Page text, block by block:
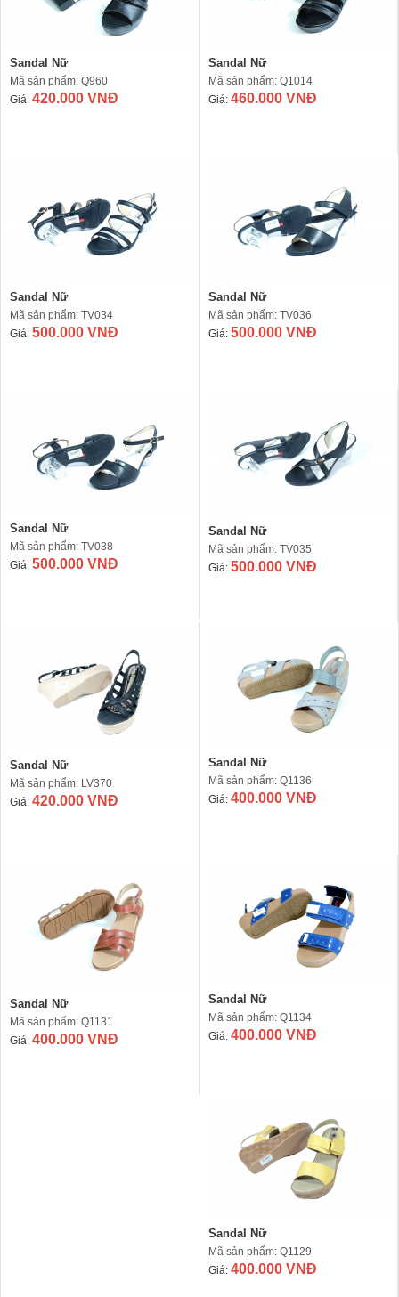
Sandal Nữ
Mã sản phẩm: Q960
Giá: 420.000 VNĐ
Sandal Nữ
Mã sản phẩm: Q1014
Giá: 460.000 VNĐ
Sandal Nữ
Mã sản phẩm: TV034
Giá: 500.000 VNĐ
Sandal Nữ
Mã sản phẩm: TV036
Giá: 500.000 VNĐ
Sandal Nữ
Mã sản phẩm: TV038
Giá: 500.000 VNĐ
Sandal Nữ
Mã sản phẩm: TV035
Giá: 500.000 VNĐ
Sandal Nữ
Mã sản phẩm: LV370
Giá: 420.000 VNĐ
Sandal Nữ
Mã sản phẩm: Q1136
Giá: 400.000 VNĐ
Sandal Nữ
Mã sản phẩm: Q1131
Giá: 400.000 VNĐ
Sandal Nữ
Mã sản phẩm: Q1134
Giá: 400.000 VNĐ
Sandal Nữ
Mã sản phẩm: Q1129
Giá: 400.000 VNĐ